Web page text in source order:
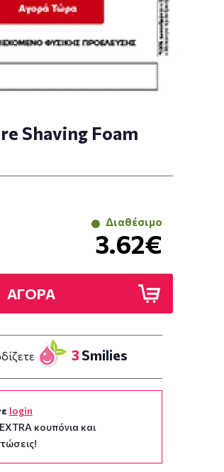
Shaving Foam
Διαθέσιμο
3.62€
ΑΓΟΡΑ
3 Smilies
login
κουπόνια και